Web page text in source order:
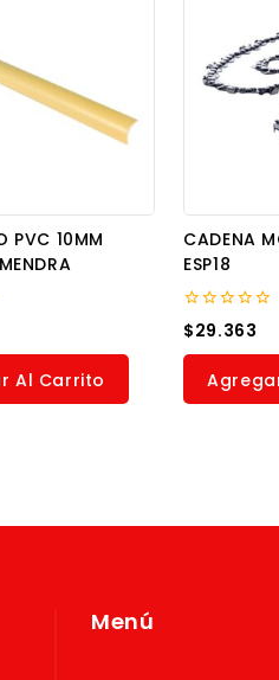
PVC 10MM
Al Carrito
CADENA
ESP18
0
out
of
$29.363
Menú